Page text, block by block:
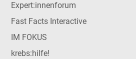
Expert:innenforum
Fast Facts Interactive
IM FOKUS
krebs:hilfe!